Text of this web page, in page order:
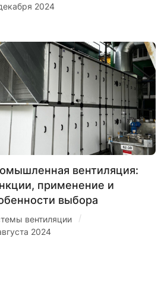
2024
вентиляция:
применение и
выбора
вентиляции /
2024